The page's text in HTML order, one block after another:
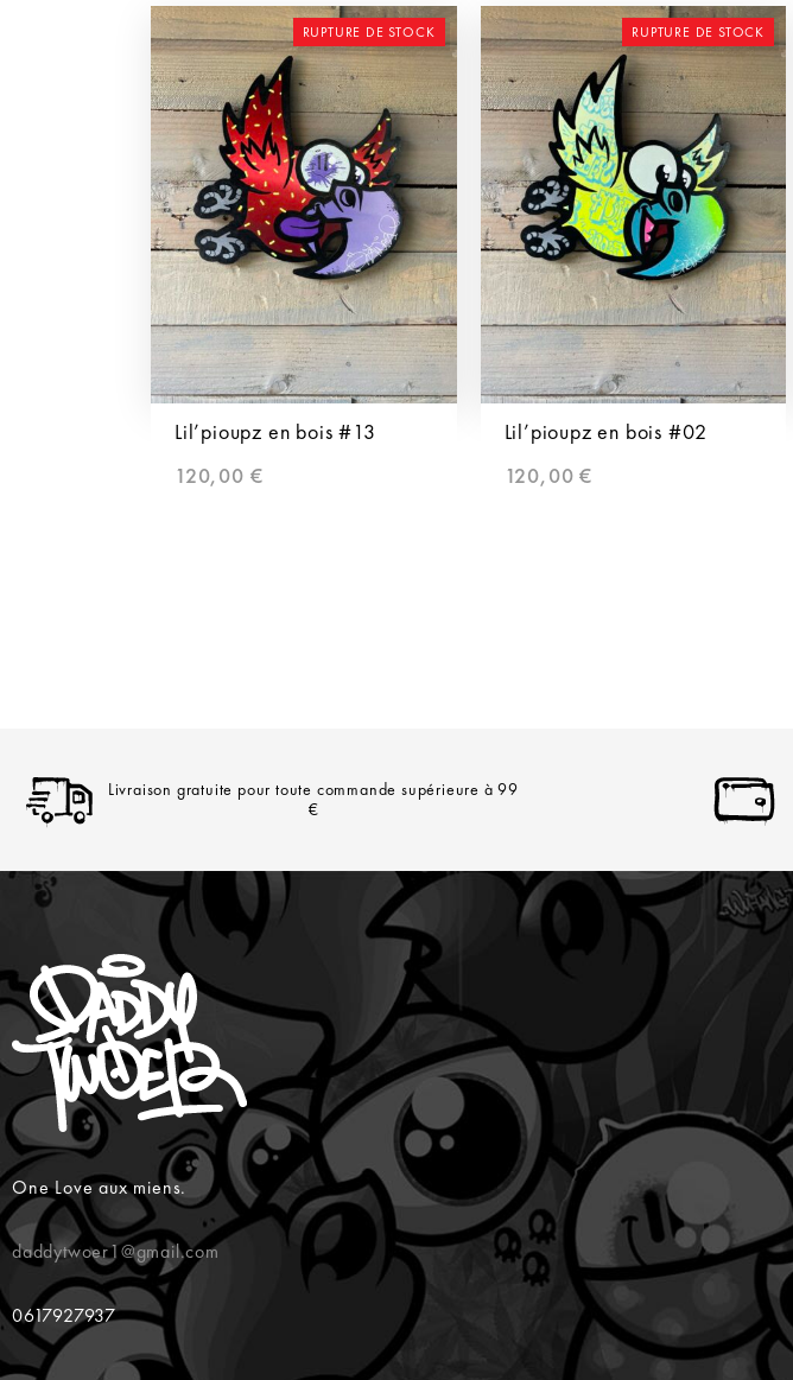
RUPTURE DE STOCK
Lil’pioupz en bois #13
120,00 €
RUPTURE DE STOCK
Lil’pioupz en bois #02
120,00€
Livraison gratuite pour toute commande supérieure à 99
€
One Love aux miens.
daddytwoer1@gmail.com
0617927937